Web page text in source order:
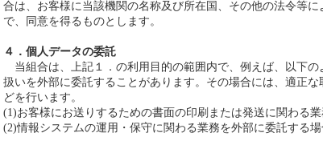
合は、お客様に当該機関の名称及び所在国、その他の法令等
で、同意を得るものとします。
４．個人データの委託
当組合は、上記１．の利用目的の範囲内で、例えば、以下
扱いを外部に委託することがあります。その場合には、適正
どを行います。
(1)お客様にお送りするための書面の印刷または発送に関わる
(2)情報システムの運用・保守に関わる業務を外部に委託する場